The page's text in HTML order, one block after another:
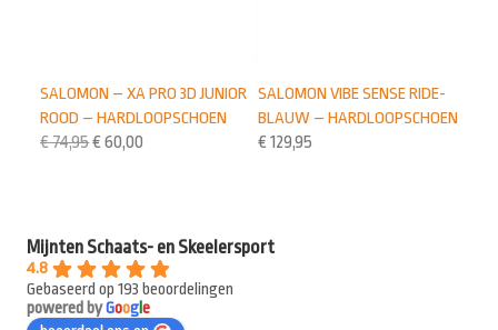
SALOMON VIBE SENSE RIDE-
BLAUW – HARDLOOPSCHOEN
€ 129,95
SALOMON – XA PRO 3D JUNIOR
ROOD – HARDLOOPSCHOEN
€74,95€ 60,00
Mijnten Schaats- en Skeelersport
4.8
Gebaseerd op 193 beoordelingen
powered byGooge